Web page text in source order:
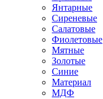
Янтарные
Сиреневые
Салатовые
Фиолетовые
Мятные
Золотые
Синие
Материал
МДФ